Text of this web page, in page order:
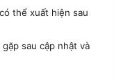
thể xuất hiện sau
sau cập nhật và